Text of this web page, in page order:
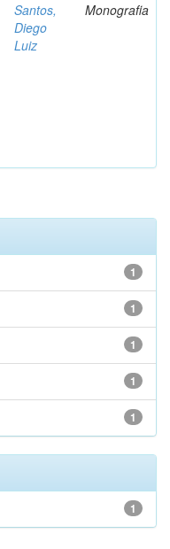
Santos,
Diego
Luiz
Monografia
1
1
1
1
1
1